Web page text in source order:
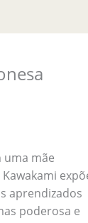
uma mãe
aprendizados
poderosa e